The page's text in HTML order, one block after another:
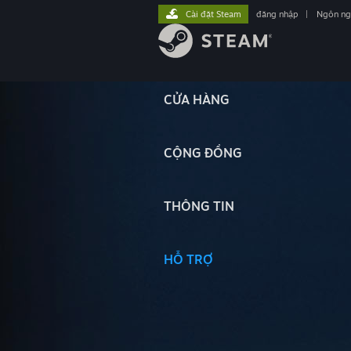
CỬA HÀNG
CỘNG ĐỒNG
THÔNG TIN
HỖ TRỢ
Cài đặt Steam đăng nhập Ngôn